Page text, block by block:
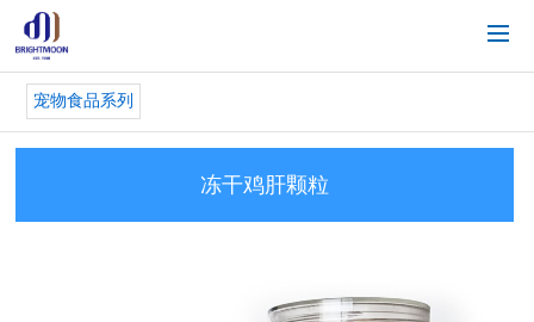
宠物食品系列
冻干鸡肝颗粒